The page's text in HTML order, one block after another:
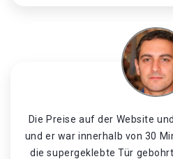
Die Preise auf der Website
und er war innerhalb von 30
die supergeklebte Tür